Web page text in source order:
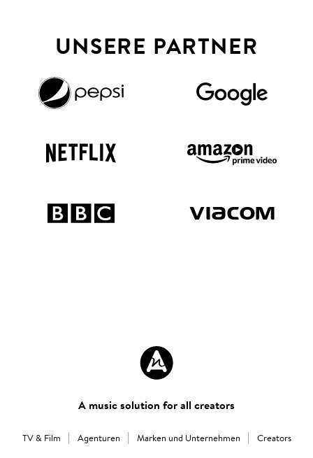
UNSERE PARTNER
A music solution for all creators
TV & Film Agenturen Marken und Unternehmen Creators